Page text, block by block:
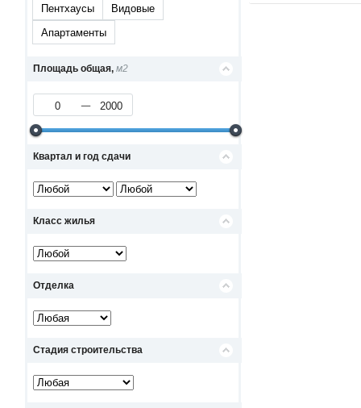
Пентхаусы
Видовые
Апартаменты
Площадь общая, м2
Квартал и год сдачи
Класс жилья
Отделка
Стадия строительства